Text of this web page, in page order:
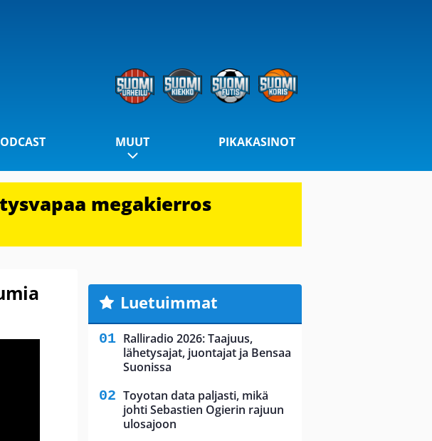
MUUT PIKAKASINOT
megakierros
Luetuimmat
Ralliradio 2026: Taajuus,
lähetysajat, juontajat ja Bensaa
Suonissa
Toyotan data paljasti, mikä
johti Sebastien Ogierin rajuun
ulosajoon